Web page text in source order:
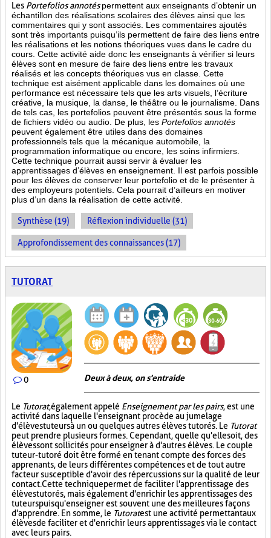
Les Portefolios annotés permettent aux enseignants d’obtenir un
échantillon des réalisations scolaires des élèves ainsi que les
commentaires qui y sont associés. Les commentaires ajoutés
sont très importants puisqu’ils permettent de faire des liens entre
les réalisations et les notions théoriques vues dans le cadre du
cours. Cette activité aide donc les enseignants à vérifier si leurs
élèves sont en mesure de faire des liens entre les travaux
réalisés et les concepts théoriques vus en classe. Cette
technique est aisément applicable dans les domaines où une
performance est nécessaire tels que les arts visuels, l’écriture
créative, la musique, la danse, le théâtre ou le journalisme. Dans
de tels cas, les portefolios peuvent être présentés sous la forme
de fichiers vidéo ou audio. De plus, les Portefolios annotés
peuvent également être utiles dans des domaines
professionnels tels que la mécanique automobile, la
programmation informatique ou encore, les soins infirmiers.
Cette technique pourrait aussi servir à évaluer les
apprentissages d’élèves en enseignement. Il est parfois possible
pour les élèves de conserver leur portefolio et de le présenter à
des employeurs potentiels. Cela pourrait d’ailleurs en motiver
plus d’un dans la réalisation de cette activité.
Synthèse (19) Réflexion individuelle (31)
Approfondissement des connaissances (17)
TUTORAT
0 Deux à deux, on s'entraide
Le Tutorat, également appelé Enseignement par les pairs, est une
activité dans laquelle l'enseignant procède au jumelage
d'élèves tuteurs à un ou quelques autres élèves tutorés. Le Tutorat
peut prendre plusieurs formes. Cependant, quelle qu'elle soit, des
élèves sont sollicités pour enseigner à d'autres élèves. Le couple
tuteur-tutoré doit être formé en tenant compte des forces des
apprenants, de leurs différentes compétences et de tout autre
facteur susceptible d'avoir des répercussions sur la qualité de leur
contact. Cette technique permet de faciliter l'apprentissage des
élèves tutorés, mais également d'enrichir les apprentissages des
tuteurs puisqu'enseigner est souvent une des meilleures façons
d'apprendre. En somme, le Tutoratest une activité permettant aux
élèves de faciliter et d'enrichir leurs apprentissages via le contact
avec leurs pairs.